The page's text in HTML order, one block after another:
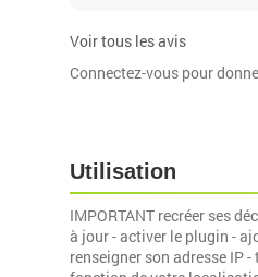
Voir tous les avis
Connectez-vous pour
Utilisation
IMPORTANT recréer ses
à jour - activer le plugin -
renseigner son adresse IP